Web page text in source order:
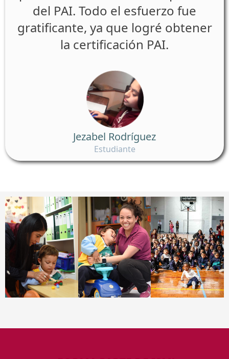
del PAI. Todo el esfuerzo fue
gratificante, ya que logré obtener
la certificación PAI.
Jezabel Rodríguez
Estudiante